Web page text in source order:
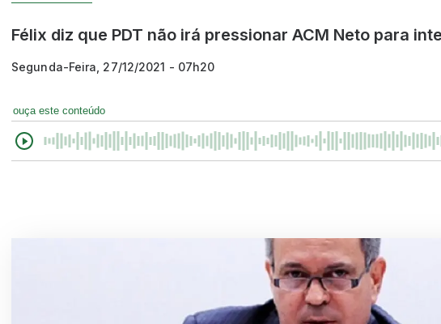
Félix diz que PDT não irá pressionar ACM Neto para
Segunda-Feira, 27/12/2021 - 07h20
ouça este conteúdo